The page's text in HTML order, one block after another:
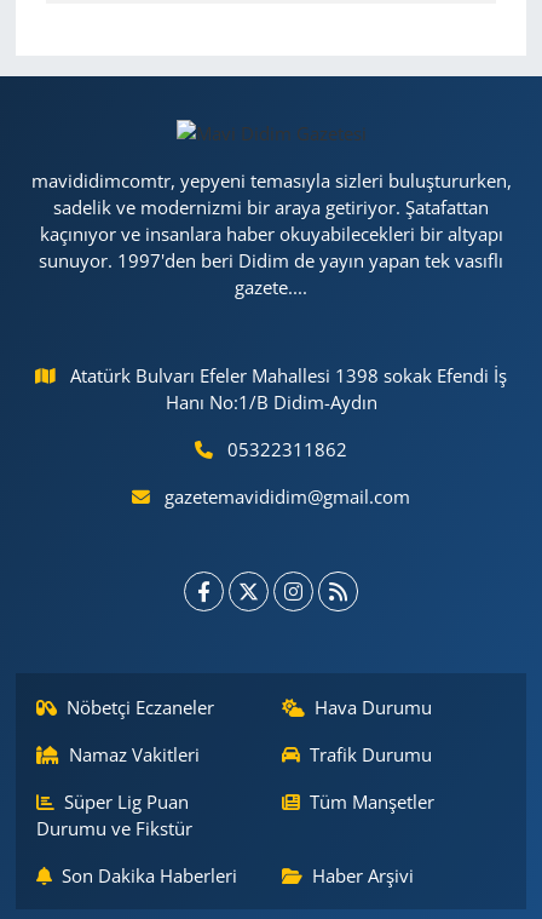
mavididimcomtr, yepyeni temasıyla sizleri buluştururken,
sadelik ve modernizmi bir araya getiriyor. Şatafattan
kaçınıyor ve insanlara haber okuyabilecekleri bir altyapı
sunuyor. 1997'den beri Didim de yayın yapan tek vasıflı
gazete....
Atatürk Bulvarı Efeler Mahallesi 1398 sokak Efendi İş
Hanı No:1/B Didim-Aydın
05322311862
gazetemavididim@gmail.com
Nöbetçi Eczaneler
Hava Durumu
Namaz Vakitleri
Trafik Durumu
Süper Lig Puan
Durumu ve Fikstür
Tüm Manşetler
Son Dakika Haberleri Haber Arşivi